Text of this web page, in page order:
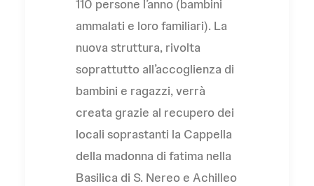
110 persone l’anno (bambini
ammalati e loro familiari). La
nuova struttura, rivolta
soprattutto all’accoglienza di
bambini e ragazzi, verrà
creata grazie al recupero dei
locali soprastanti la Cappella
della madonna di fatima nella
Basilica di S. Nereo e Achilleo